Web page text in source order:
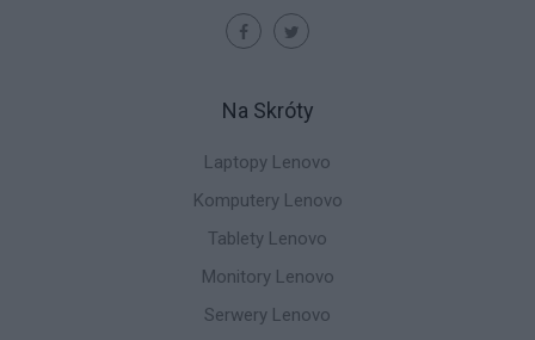
Na Skróty
Laptopy Lenovo
Komputery Lenovo
Tablety Lenovo
Monitory Lenovo
Serwery Lenovo